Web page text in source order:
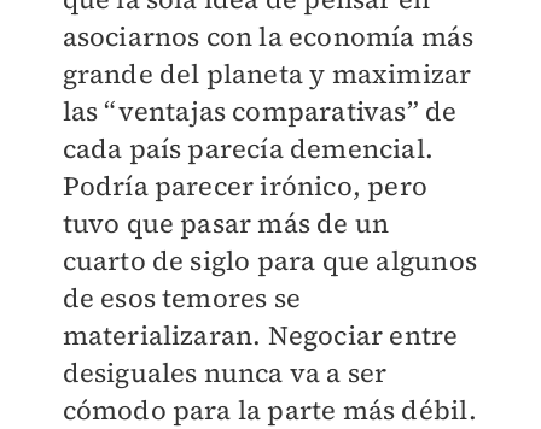
asociarnos con la economía más
grande del planeta y maximizar
las “ventajas comparativas” de
cada país parecía demencial.
Podría parecer irónico, pero
tuvo que pasar más de un
cuarto de siglo para que algunos
de esos temores se
materializaran. Negociar entre
desiguales nunca va a ser
cómodo para la parte más débil.